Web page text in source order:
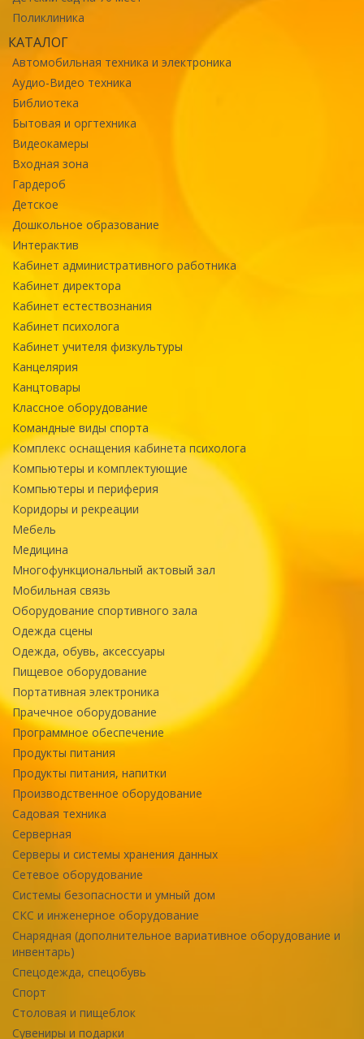
Поликлиника
КАТАЛОГ
Автомобильная техника и электроника
Аудио-Видео техника
Библиотека
Бытовая и оргтехника
Видеокамеры
Входная зона
Гардероб
Детское
Дошкольное образование
Интерактив
Кабинет административного работника
Кабинет директора
Кабинет естествознания
Кабинет психолога
Кабинет учителя физкультуры
Канцелярия
Канцтовары
Классное оборудование
Командные виды спорта
Комплекс оснащения кабинета психолога
Компьютеры и комплектующие
Компьютеры и периферия
Коридоры и рекреации
Мебель
Медицина
Многофункциональный актовый зал
Мобильная связь
Оборудование спортивного зала
Одежда сцены
Одежда, обувь, аксессуары
Пищевое оборудование
Портативная электроника
Прачечное оборудование
Программное обеспечение
Продукты питания
Продукты питания, напитки
Производственное оборудование
Садовая техника
Серверная
Серверы и системы хранения данных
Сетевое оборудование
Системы безопасности и умный дом
СКС и инженерное оборудование
Снарядная (дополнительное вариативное оборудование и
инвентарь)
Спецодежда, спецобувь
Спорт
Столовая и пищеблок
Сувениры и подарки